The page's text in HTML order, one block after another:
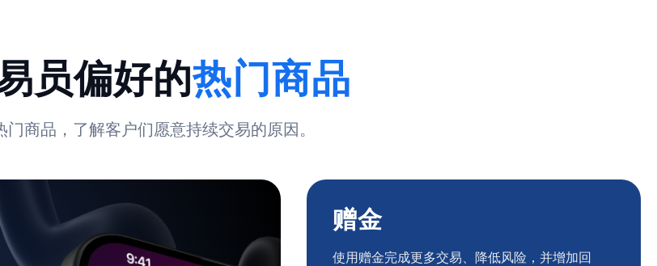
员偏好的热门商品
门商品，了解客户们愿意持续交易的原因。
赠金
使用赠金完成更多交易、降低风险，并增加回